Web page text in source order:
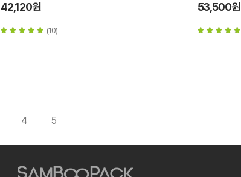
42,120원
(10)
53,500원
4 5